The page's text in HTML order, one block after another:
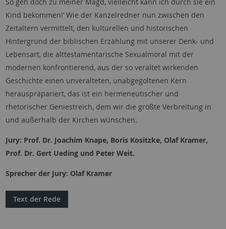
Kind bekommen!‘ Wie der Kanzelredner nun zwischen den
Zeitaltern vermittelt, den kulturellen und historischen
Hintergrund der biblischen Erzählung mit unserer Denk- und
Lebensart, die alttestamentarische Sexualmoral mit der
modernen konfrontierend, aus der so veraltet wirkenden
Geschichte einen unveralteten, unabgegoltenen Kern
herauspräpariert, das ist ein hermeneutischer und
rhetorischer Geniestreich, dem wir die größte Verbreitung in
und außerhalb der Kirchen wünschen.
Jury: Prof. Dr. Joachim Knape, Boris Kositzke, Olaf Kramer,
Prof. Dr. Gert Ueding und Peter Weit.
Sprecher der Jury: Olaf Kramer
Text der Rede